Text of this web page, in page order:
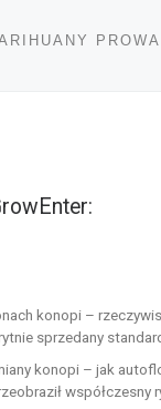
konopi –
sprzedany
konopi – jak
współczesny